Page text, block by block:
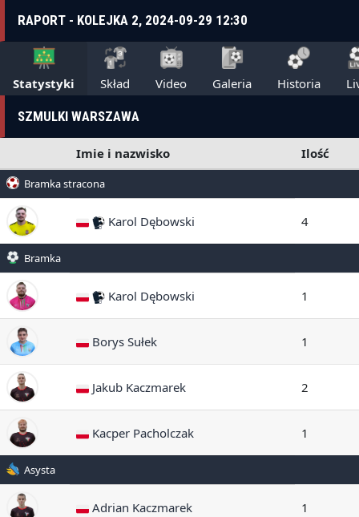
RAPORT - KOLEJKA 2, 2024-09-29 12:30
Statystyki Skład Video Galeria Historia
SZMULKI WARSZAWA
Imie i nazwisko Ilość
Bramka stracona
Karol Dębowski 4
Bramka
Karol Dębowski 1
Borys Sułek 1
Jakub Kaczmarek 2
Kacper Pacholczak 1
Asysta
Adrian Kaczmarek 1